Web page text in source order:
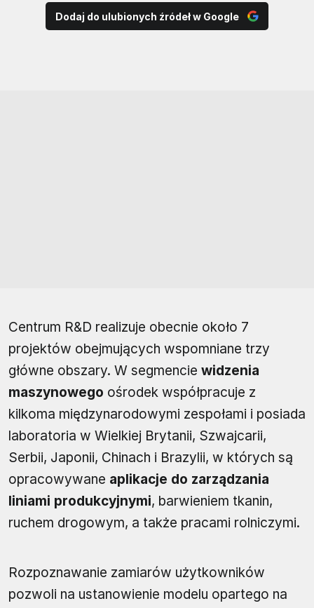
Dodaj do ulubionych źródeł w Google
Centrum R&D realizuje obecnie około 7
projektów obejmujących wspomniane trzy
główne obszary. W segmencie widzenia
maszynowego ośrodek współpracuje z
kilkoma międzynarodowymi zespołami i posiada
laboratoria w Wielkiej Brytanii, Szwajcarii,
Serbii, Japonii, Chinach i Brazylii, w których są
opracowywane aplikacje do zarządzania
liniami produkcyjnymi, barwieniem tkanin,
ruchem drogowym, a także pracami rolniczymi.
Rozpoznawanie zamiarów użytkowników
pozwoli na ustanowienie modelu opartego na